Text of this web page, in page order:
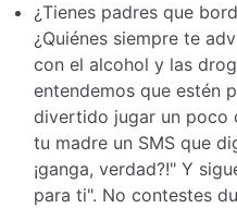
¿Tienes padres que
¿Quiénes siempre te
con el alcohol y las
entendemos que estén
divertido jugar un poco
tu madre un SMS que
¡ganga, verdad?!" Y
para ti". No contestes